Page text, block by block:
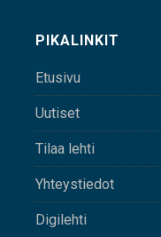
PIKALINKIT
Etusivu
Uutiset
Tilaa lehti
Yhteystiedot
Digilehti